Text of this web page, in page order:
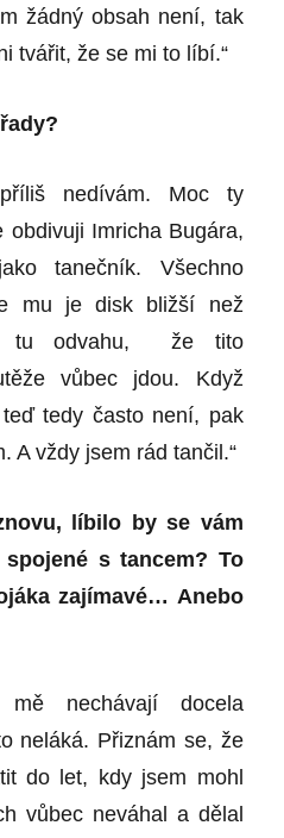
žádný obsah není, tak
tvářit, že se mi to líbí.“
nedívám. Moc ty
obdivuji Imricha Bugára,
tanečník. Všechno
mu je disk bližší než
tu odvahu, že tito
vůbec jdou. Když
tedy často není, pak
A vždy jsem rád tančil.“
líbilo by se vám
s tancem? To
zajímavé… Anebo
nechávají docela
neláká. Přiznám se, že
do let, kdy jsem mohl
vůbec neváhal a dělal